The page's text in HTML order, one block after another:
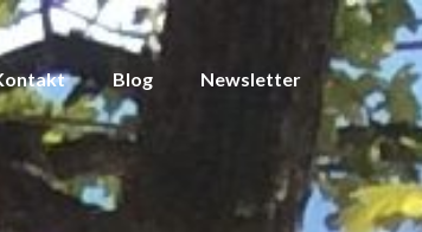
Blog Newsletter